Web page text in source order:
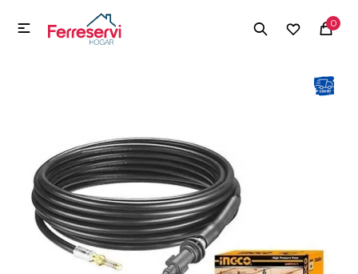
0

MI CUENTA
Electrodomésticos
Tecnología